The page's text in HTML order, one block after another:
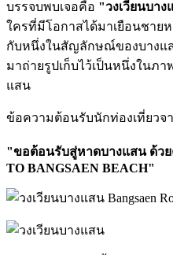
บรรจบพบเจอคือ "วงเวียนบาง
ใครที่มีโอกาสได้มาเยือนชาย
กับหนึ่งในสัญลักษณ์ของบางแ
มาถ่ายรูปเก็บไว้เป็นหนึ่งในภ
แสน
ข้อความต้อนรับนักท่องเที่ยวจ
"ขอต้อนรับสู่หาดบางแสน ด้ว
TO BANGSAEN BEACH"